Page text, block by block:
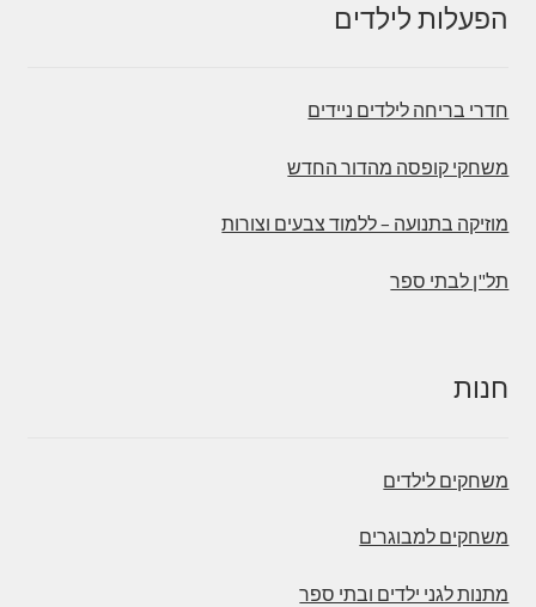
הפעלות לילדים
חדרי בריחה לילדים ניידים
משחקי קופסה מהדור החדש
מוזיקה בתנועה – ללמוד צבעים וצורות
תל"ן לבתי ספר
חנות
משחקים לילדים
משחקים למבוגרים
מתנות לגני ילדים ובתי ספר